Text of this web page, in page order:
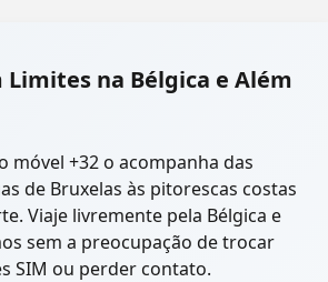
Limites na Bélgica e Além
móvel +32 o acompanha das
de Bruxelas às pitorescas costas
Viaje livremente pela Bélgica e
sem a preocupação de trocar
SIM ou perder contato.